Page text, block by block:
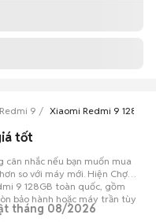
9 Xiaomi Redmi 9 128GB
tốt
cân nhắc nếu bạn muốn mua
so với máy mới. Hiện Chợ
9 128GB toàn quốc, gồm
bảo hành hoặc máy trần tùy
tháng 08/2026